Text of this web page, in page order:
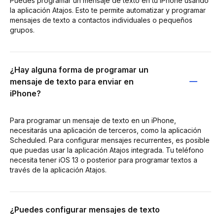
la aplicación Atajos. Esto te permite automatizar y programar
mensajes de texto a contactos individuales o pequeños
grupos.
¿Hay alguna forma de programar un
mensaje de texto para enviar en
iPhone?
Para programar un mensaje de texto en un iPhone,
necesitarás una aplicación de terceros, como la aplicación
Scheduled. Para configurar mensajes recurrentes, es posible
que puedas usar la aplicación Atajos integrada. Tu teléfono
necesita tener iOS 13 o posterior para programar textos a
través de la aplicación Atajos.
¿Puedes configurar mensajes de texto